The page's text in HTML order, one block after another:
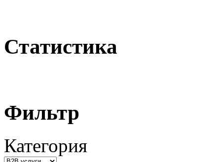
Статистика
Фильтр
Категория